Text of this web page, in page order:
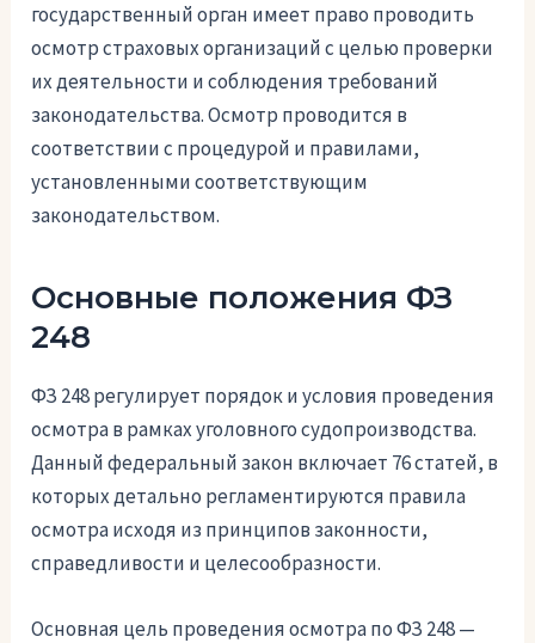
государственный орган имеет право проводить
осмотр страховых организаций с целью проверки
их деятельности и соблюдения требований
законодательства. Осмотр проводится в
соответствии с процедурой и правилами,
установленными соответствующим
законодательством.
Основные положения ФЗ
248
ФЗ 248 регулирует порядок и условия проведения
осмотра в рамках уголовного судопроизводства.
Данный федеральный закон включает 76 статей, в
которых детально регламентируются правила
осмотра исходя из принципов законности,
справедливости и целесообразности.
Основная цель проведения осмотра по ФЗ 248 —